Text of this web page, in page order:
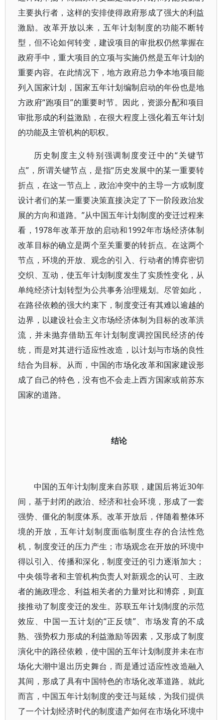
主要执行者，这样的安排使得政府形成了强大的利益
激励。改革开放以来，五年计划制度的功能不断转
型，但不论如何转变，建设项目的审批权仍然掌握在
政府手中，重大项目的立项与实施仍然是五年计划的
重要内容。在此情况下，地方政府总力争本地项目能
列入国家计划，国家五年计划编制启动的年份也是地
方政府“跑项目”的重要时节。因此，资源分配和项目
审批形成的利益激励，在很大程度上强化着五年计划
的功能及主管机构的职权。
历史制度主义特别强调制度变迁中的“关键节
点”，所谓关键节点，是指“历史发展中的某一重要转
折点，在这一节点上，政治冲突中的主导一方或制度
设计者们的某一重要决策直接决定了下一阶段政治发
展的方向和道路。”从中国五年计划制度的变迁过程来
看，1978年改革开放的启动和1992年市场经济体制
改革目标的确立是两个至关重要的转折点。在这两个
节点，环境的开放、观念的引入、行动者的博弈密切
交织、互动，使五年计划制度发生了实质性变化，从
单纯经济计划转型为公共事务治理规划。尽管如此，
在路径依赖的强大约束下，制度变迁有其难以逾越的
边界，以建设社会主义市场经济体制为目标的改革洪
流，并未抛弃借助五年计划制度调控国民经济的传
统，而是对其进行适应性改造，以计划与市场的良性
结合为目标。从而，中国的市场化改革和国家建设形
成了自己的特色，没有也不会走上西方国家或前苏东
国家的道路。
结论
中国的五年计划制度来自苏联，建国后将近30年
间，基于封闭的政治、经济和社会环境，形成了一套
强势、僵化的制度体系。改革开放后，伴随着整体环
境的开放，五年计划制度面临制度生存的合法性危
机，制度变迁的压力产生；市场观念在开放的环境中
得以引入、传播和深化，制度变迁的引力逐渐加大；
中央领导者和主管机构负责人对新观念的认可、主政
者的施政理念、利益相关者的力量对比和博弈，则直
接推动了制度变迁的发生。苏联五年计划制度的示范
效应、中国一五计划的“正反馈”、市场发育的不成
熟、强势权力形成的利益激励等因素，又形成了制度
演化中的路径依赖，使中国的五年计划制度并未在市
场化大潮中退出历史舞台，而是通过适应性改造融入
其间，形成了具有中国特色的市场化改革道路。就此
而言，中国五年计划制度的变迁与延续，为我们提供
了一个计划经济时代的制度遗产如何在市场化环境中